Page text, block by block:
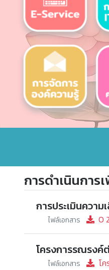
การดำเนินการ
การประเมินควา
ไฟล์เอกสาร O
โครงการรณรงค์
ไฟล์เอกสาร โ